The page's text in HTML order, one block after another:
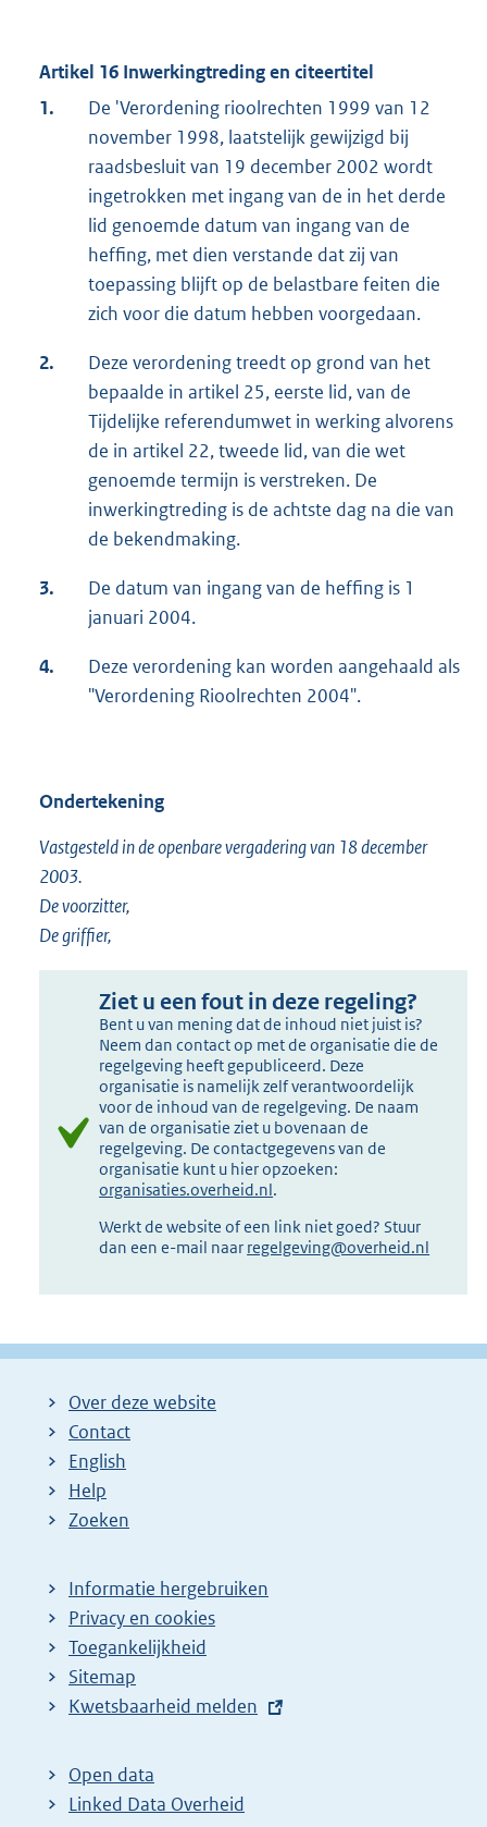
Artikel 16 Inwerkingtreding en citeertitel
1.
De 'Verordening rioolrechten 1999 van 12
november 1998, laatstelijk gewijzigd bij
raadsbesluit van 19 december 2002 wordt
ingetrokken met ingang van de in het derde
lid genoemde datum van ingang van de
heffing, met dien verstande dat zij van
toepassing blijft op de belastbare feiten die
zich voor die datum hebben voorgedaan.
2.
Deze verordening treedt op grond van het
bepaalde in artikel 25, eerste lid, van de
Tijdelijke referendumwet in werking alvorens
de in artikel 22, tweede lid, van die wet
genoemde termijn is verstreken. De
inwerkingtreding is de achtste dag na die van
de bekendmaking.
3.
De datum van ingang van de heffing is 1
januari 2004.
4.
Deze verordening kan worden aangehaald als
"Verordening Rioolrechten 2004".
Ondertekening
Vastgesteld in de openbare vergadering van 18 december
2003.
De voorzitter,
De griffier,
Ziet u een fout in deze regeling?
Bent u van mening dat de inhoud niet juist is?
Neem dan contact op met de organisatie die de
regelgeving heeft gepubliceerd. Deze
organisatie is namelijk zelf verantwoordelijk
voor de inhoud van de regelgeving. De naam
van de organisatie ziet u bovenaan de
regelgeving. De contactgegevens van de
organisatie kunt u hier opzoeken:
organisaties.overheid.nl.
Werkt de website of een link niet goed? Stuur
dan een e-mail naar regelgeving@overheid.nl
Over deze website
Contact
English
Help
Zoeken
Informatie hergebruiken
Privacy en cookies
Toegankelijkheid
Sitemap
E
t
e
Kwetsbaarheid melden
Open data
Linked Data Overheid